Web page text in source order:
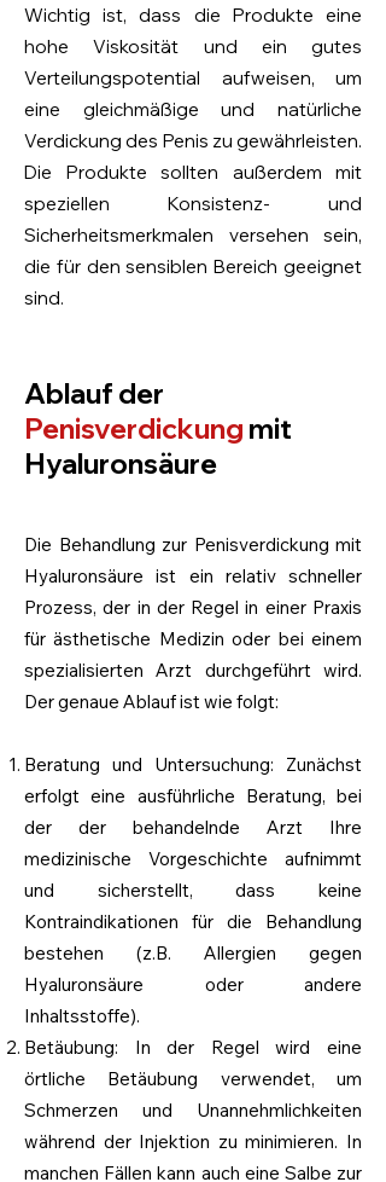
Wichtig ist, dass die Produkte eine
hohe Viskosität und ein gutes
Verteilungspotential aufweisen, um
eine gleichmäßige und natürliche
Verdickung des Penis zu gewährleisten.
Die Produkte sollten außerdem mit
speziellen Konsistenz- und
Sicherheitsmerkmalen versehen sein,
die für den sensiblen Bereich geeignet
sind.
Ablauf der
Penisverdickung mit
Hyaluronsäure
Die Behandlung zur Penisverdickung mit
Hyaluronsäure ist ein relativ schneller
Prozess, der in der Regel in einer Praxis
für ästhetische Medizin oder bei einem
spezialisierten Arzt durchgeführt wird.
Der genaue Ablauf ist wie folgt:
Beratung und Untersuchung: Zunächst
erfolgt eine ausführliche Beratung, bei
der der behandelnde Arzt Ihre
medizinische Vorgeschichte aufnimmt
und sicherstellt, dass keine
Kontraindikationen für die Behandlung
bestehen (z.B. Allergien gegen
Hyaluronsäure oder andere
Inhaltsstoffe).
Betäubung: In der Regel wird eine
örtliche Betäubung verwendet, um
Schmerzen und Unannehmlichkeiten
während der Injektion zu minimieren. In
manchen Fällen kann auch eine Salbe zur